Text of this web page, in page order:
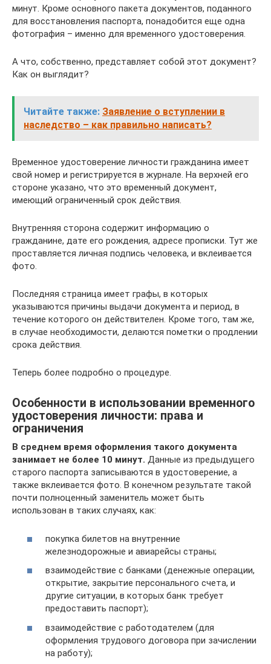
минут. Кроме основного пакета документов, поданного
для восстановления паспорта, понадобится еще одна
фотография – именно для временного удостоверения.
А что, собственно, представляет собой этот документ?
Как он выглядит?
Читайте также: Заявление о вступлении в
наследство – как правильно написать?
Временное удостоверение личности гражданина имеет
свой номер и регистрируется в журнале. На верхней его
стороне указано, что это временный документ,
имеющий ограниченный срок действия.
Внутренняя сторона содержит информацию о
гражданине, дате его рождения, адресе прописки. Тут же
проставляется личная подпись человека, и вклеивается
фото.
Последняя страница имеет графы, в которых
указываются причины выдачи документа и период, в
течение которого он действителен. Кроме того, там же,
в случае необходимости, делаются пометки о продлении
срока действия.
Теперь более подробно о процедуре.
Особенности в использовании временного
удостоверения личности: права и
ограничения
В среднем время оформления такого документа
занимает не более 10 минут. Данные из предыдущего
старого паспорта записываются в удостоверение, а
также вклеивается фото. В конечном результате такой
почти полноценный заменитель может быть
использован в таких случаях, как:
покупка билетов на внутренние
железнодорожные и авиарейсы страны;
взаимодействие с банками (денежные операции,
открытие, закрытие персонального счета, и
другие ситуации, в которых банк требует
предоставить паспорт);
взаимодействие с работодателем (для
оформления трудового договора при зачислении
на работу);